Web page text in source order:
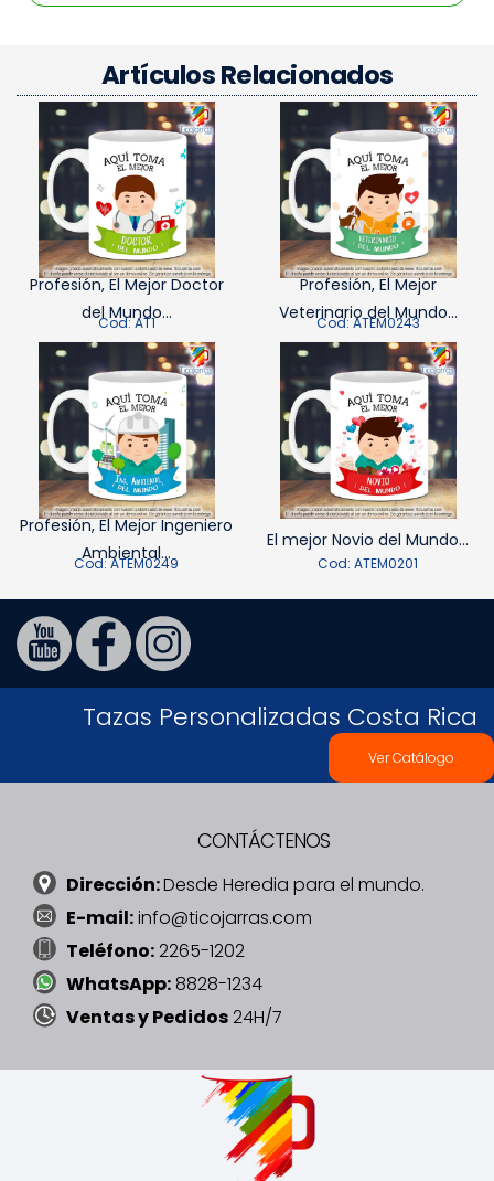
Artículos Relacionados
Profesión, El Mejor Doctor
del Mundo...
Cod: AT1
Profesión, El Mejor
Veterinario del Mundo...
Cod: ATEM0243
Profesión, El Mejor Ingeniero
Ambiental...
Cod: ATEM0249
El mejor Novio del Mundo...
Cod: ATEM0201
Tazas Personalizadas Costa Rica
Ver Catálogo
CONTÁCTENOS
Dirección:Desde Heredia para el mundo.
E-mail:info@ticojarras.com
Teléfono:2265-1202
WhatsApp:8828-1234
Ventas y Pedidos24H/7